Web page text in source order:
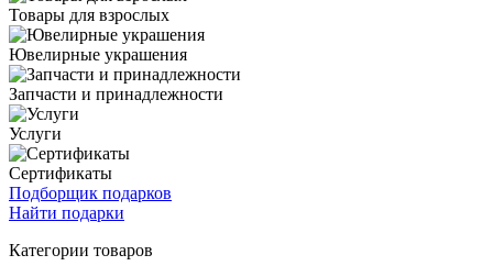
Товары для взрослых
Ювелирные украшения
Запчасти и принадлежности
Услуги
Сертификаты
Подборщик подарков
Найти подарки
Категории товаров